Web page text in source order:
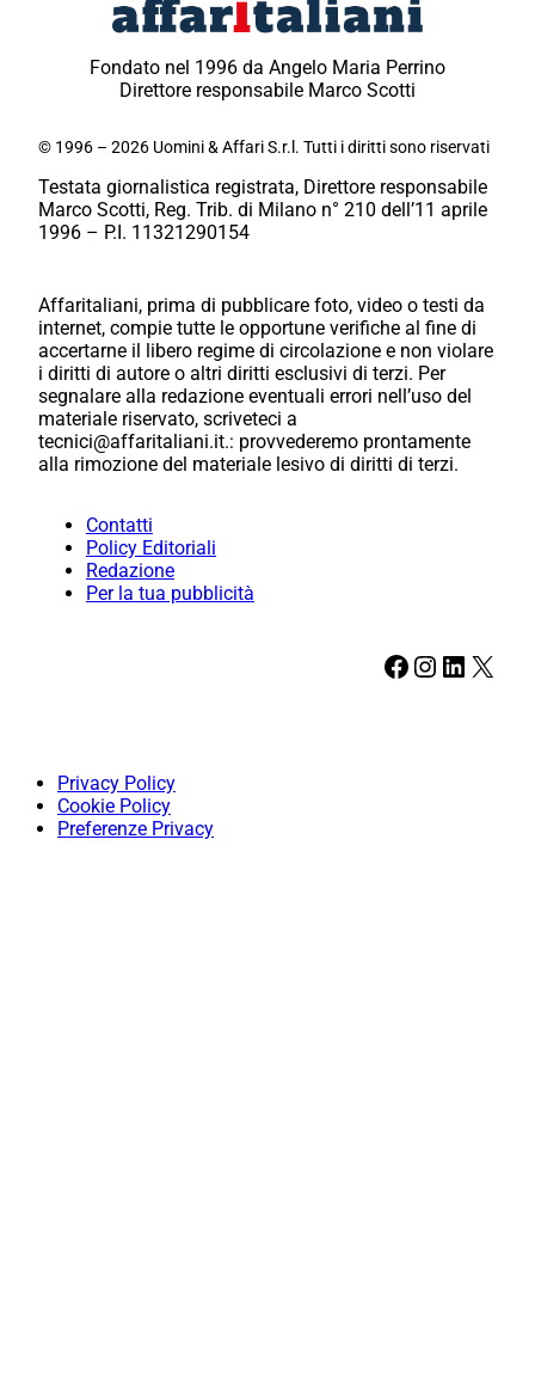
Fondato nel 1996 da Angelo Maria Perrino
Direttore responsabile Marco Scotti
© 1996 – 2026 Uomini & Affari S.r.l. Tutti i diritti sono riservati
Testata giornalistica registrata, Direttore responsabile
Marco Scotti, Reg. Trib. di Milano n° 210 dell’11 aprile
1996 – P.I. 11321290154
Affaritaliani, prima di pubblicare foto, video o testi da
internet, compie tutte le opportune verifiche al fine di
accertarne il libero regime di circolazione e non violare
i diritti di autore o altri diritti esclusivi di terzi. Per
segnalare alla redazione eventuali errori nell’uso del
materiale riservato, scriveteci a
tecnici@affaritaliani.it.: provvederemo prontamente
alla rimozione del materiale lesivo di diritti di terzi.
Contatti
Policy Editoriali
Redazione
Per la tua pubblicità
Facebook Instagram LinkedIn X
Privacy Policy
Cookie Policy
Preferenze Privacy